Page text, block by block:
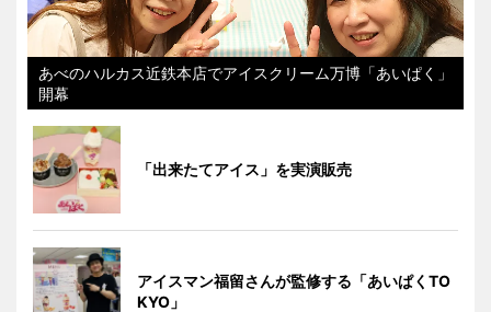
あべのハルカス近鉄本店でアイスクリーム万博「あいぱく」
開幕
「出来たてアイス」を実演販売
アイスマン福留さんが監修する「あいぱくTO
KYO」